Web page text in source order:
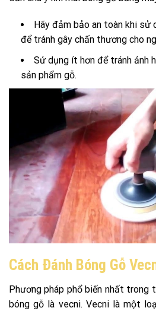
Hãy đảm bảo an toàn khi sử
để tránh gây chấn thương cho
Sử dụng ít hơn để tránh ảnh
sản phẩm gỗ.
Cách Đánh Bóng Gỗ
Phương pháp phổ biến nhất trong
bóng gỗ là vecni. Vecni là một